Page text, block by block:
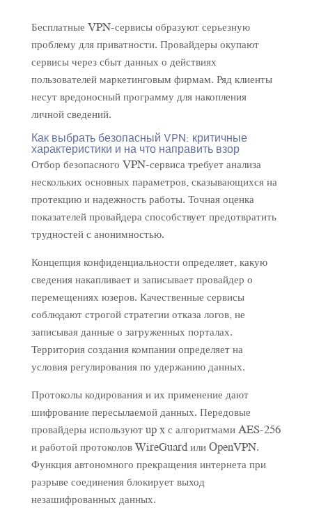
Бесплатные VPN-сервисы образуют серьезную
проблему для приватности. Провайдеры окупают
сервисы через сбыт данных о действиях
пользователей маркетинговым фирмам. Ряд клиенты
несут вредоносный программу для накопления
личной сведений.
Как выбрать безопасный VPN: критичные
характеристики и на что направить взор
Отбор безопасного VPN-сервиса требует анализа
нескольких основных параметров, сказывающихся на
протекцию и надежность работы. Точная оценка
показателей провайдера способствует предотвратить
трудностей с анонимностью.
Концепция конфиденциальности определяет, какую
сведения накапливает и записывает провайдер о
перемещениях юзеров. Качественные сервисы
соблюдают строгой стратегии отказа логов, не
записывая данные о загруженных порталах.
Территория создания компании определяет на
условия регулирования по удержанию данных.
Протоколы кодирования и их применение дают
шифрование пересылаемой данных. Передовые
провайдеры используют up x с алгоритмами AES-256
и работой протоколов WireGuard или OpenVPN.
Функция автономного прекращения интернета при
разрыве соединения блокирует выход
незашифрованных данных.